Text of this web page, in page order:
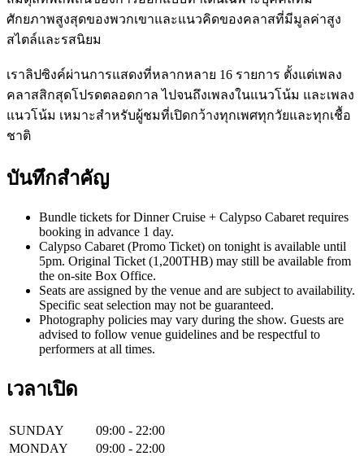
ศักยภาพสูงสุดของพวกเขาและแนวคิดของคลาสที่มีมูลค่าสูง
สไตล์และรสนิยม
เราลิปซิงค์ผ่านการแสดงที่หลากหลาย 16 รายการ ตั้งแต่เพลง
คลาสสิกสุดโปรดตลอดกาล ไปจนถึงเพลงในแนวโน้ม และเพลง
แนวโน้ม เหมาะสำหรับผู้ชมที่เปิดกว้างทุกเพศทุกวัยและทุกเชื้อ
ชาติ
บันทึกสำคัญ
Bundle tickets for Dinner Cruise + Calypso Cabaret requires
booking in advance 1 day.
Calypso Cabaret (Promo Ticket) on tonight is available until
5pm. Original Ticket (1,200THB) may still be available from
the on-site Box Office.
Seats are assigned by the venue and are subject to availability.
Specific seat selection may not be guaranteed.
Photography policies may vary during the show. Guests are
advised to follow venue guidelines and be respectful to
performers at all times.
เวลาเปิด
SUNDAY
09:00 - 22:00
MONDAY
09:00 - 22:00